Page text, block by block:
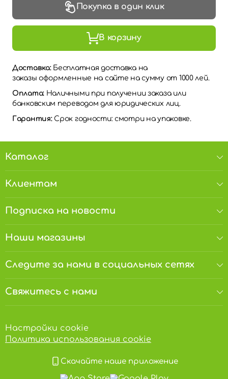
Покупка в один клик
В корзину
Доставка: Бесплатная доставка на
заказы оформленные на сайте на сумму от 1000 лей.
Оплата: Наличными при получении заказа или
банковским переводом для юридических лиц.
Гарантия:Срок годности: смотри на упаковке.
Каталог
Клиентам
Подписка на новости
Наши магазины
Следите за нами в социальных сетях
Свяжитесь с нами
Настройки cookie
Политика использования cookie
Скачайте наше приложение